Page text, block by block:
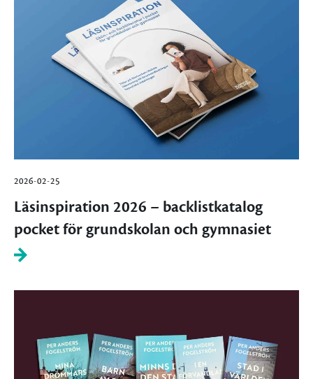
2026-02-25
Läsinspiration 2026 – backlistkatalog
pocket för grundskolan och gymnasiet